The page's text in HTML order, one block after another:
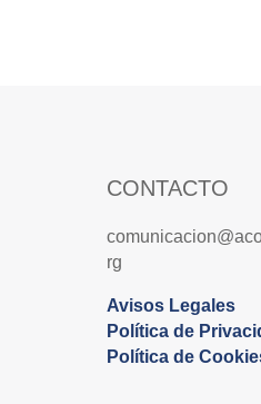
CONTACTO
rg
Avisos Legales
Política de
Política de